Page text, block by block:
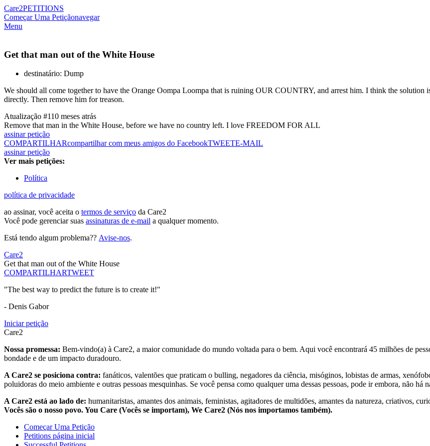
Care2PETITIONS
Começar Uma Petiçãonavegar
Menu
Get that man out of the White House
destinatário: Dump
We should all come together to have the Orange Oompa Loompa that is ruining OUR COUNTRY, and arrest him. I think the solution
directly. Then remove him for treason.
Atualização #110 meses atrás
Remove that man in the White House, before we have no country left. I love FREEDOM FOR ALL
assinar petição
COMPARTILHARcompartilhar com meus amigos do FacebookTWEETE-MAIL
assinar petição
Ver mais petições:
Política
política de privacidade
ao assinar, você aceita o termos de serviço da Care2
Você pode gerenciar suas assinaturas de e-mail a qualquer momento.
Está tendo algum problema?? Avise-nos.
Care2
Get that man out of the White House
COMPARTILHARTWEET
"The best way to predict the future is to create it!"
- Denis Gabor
Iniciar petição
Care2
Nossa promessa: Bem-vindo(a) à Care2, a maior comunidade do mundo voltada para o bem. Aqui você encontrará 45 milhões de
bondade e de um impacto duradouro.
A Care2 se posiciona contra: fanáticos, valentões que praticam o bulling, negadores da ciência, misóginos, lobistas de armas,
poluidoras do meio ambiente e outras pessoas mesquinhas. Se você pensa como qualquer uma dessas pessoas, pode ir embora, não há
A Care2 está ao lado de: humanitaristas, amantes dos animais, feministas, agitadores de multidões, amantes da natureza, criativos,
Vocês são o nosso povo. You Care (Vocês se importam), We Care2 (Nós nos importamos também).
Começar Uma Petição
Petitions página inicial